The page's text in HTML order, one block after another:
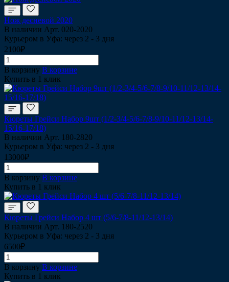
Нож десневой 2020
В наличии Арт. 020-2020
Курьером в Уфа: через 2 - 3 дня
2100₽
В корзину В корзине
Купить в 1 клик
Кюреты Грейси Набор 9шт (1/2-3/4-5/6-7/8-9/10-11/12-13/14-
15/16-17/18)
В наличии Арт. 180-2820
Курьером в Уфа: через 2 - 3 дня
13000₽
В корзину В корзине
Купить в 1 клик
Кюреты Грейси Набор 4 шт (5/6-7/8-11/12-13/14)
В наличии Арт. 180-2520
Курьером в Уфа: через 2 - 3 дня
6500₽
В корзину В корзине
Купить в 1 клик